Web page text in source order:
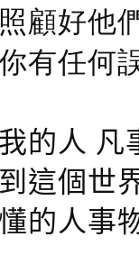
顧好他
有任何
的人
這個世
的人事